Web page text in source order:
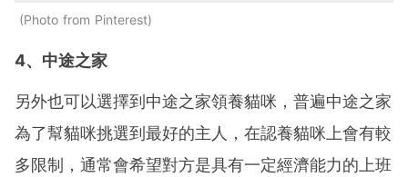
Photo from Pinterest
4、中途之家
另外也可以選擇到中途之家領養貓咪，普遍中途之家
為了幫貓咪挑選到最好的主人，在認養貓咪上會有較
多限制，通常會希望對方是具有一定經濟能力的上班